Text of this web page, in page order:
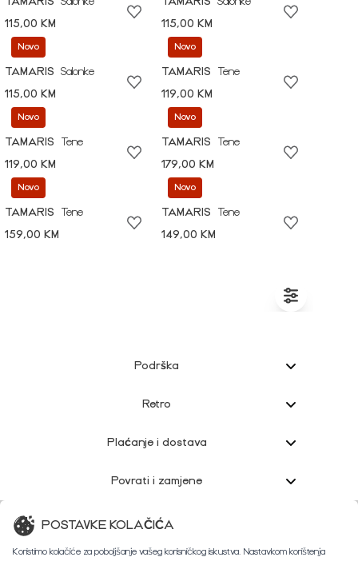
115,00 KM
115,00 KM
Novo
TAMARIS
Salonke
115,00 KM
Novo
TAMARIS
Tene
119,00 KM
Novo
TAMARIS
Tene
119,00 KM
Novo
TAMARIS
Tene
179,00 KM
Novo
TAMARIS
Tene
159,00 KM
Novo
TAMARIS
Tene
149,00 KM
Podrška
Retro
Plaćanje i dostava
Povrati i zamjene
Korisnička podrška
POSTAVKE KOLAČIĆA
Koristimo kolačiće za poboljšanje vašeg korisničkog iskustva. Nastavkom korištenja